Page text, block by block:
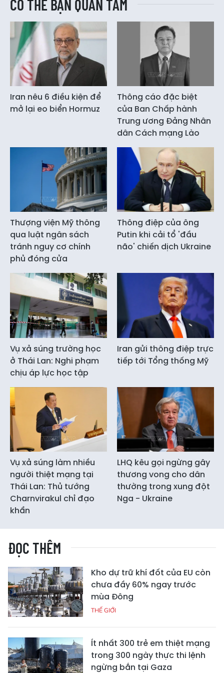
CÓ THỂ BẠN QUAN TÂM
Iran nêu 6 điều kiện để
mở lại eo biển Hormuz
Thông cáo đặc biệt
của Ban Chấp hành
Trung ương Đảng Nhân
dân Cách mạng Lào
Thượng viện Mỹ thông
qua luật ngân sách
tránh nguy cơ chính
phủ đóng cửa
Thông điệp của ông
Putin khi cải tổ 'đầu
não' chiến dịch Ukraine
Vụ xả súng trường học
ở Thái Lan: Nghi phạm
chịu áp lực học tập
Iran gửi thông điệp trực
tiếp tới Tổng thống Mỹ
Vụ xả súng làm nhiều
người thiệt mạng tại
Thái Lan: Thủ tướng
Charnvirakul chỉ đạo
khẩn
LHQ kêu gọi ngừng gây
thương vong cho dân
thường trong xung đột
Nga - Ukraine
ĐỌC THÊM
Kho dự trữ khí đốt của EU còn
chưa đầy 60% ngay trước
mùa Đông
THẾ GIỚI
Ít nhất 300 trẻ em thiệt mạng
trong 300 ngày thực thi lệnh
ngừng bắn tại Gaza